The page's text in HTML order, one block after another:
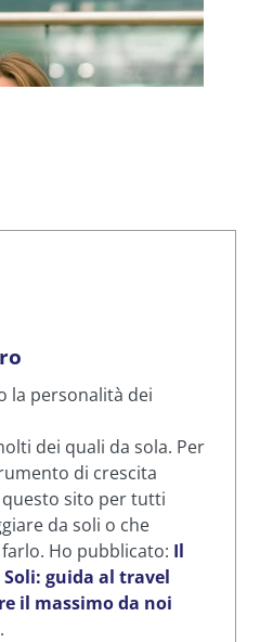
la personalità dei
dei quali da sola. Per
di crescita
sito per tutti
da soli o che
Ho pubblicato: Il
guida al travel
il massimo da noi